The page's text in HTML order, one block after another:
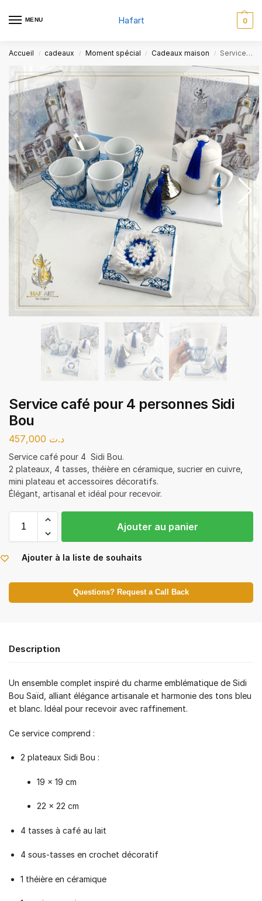
MENU Hafart 0
Accueil / cadeaux / Moment spécial / Cadeaux maison / Service café pour 4 personnes Sidi Bou
Service café pour 4 personnes Sidi
Bou
د.ت
Service café pour 4 Sidi Bou.
2 plateaux, 4 tasses, théière en céramique, sucrier en cuivre,
mini plateau et accessoires décoratifs.
Élégant, artisanal et idéal pour recevoir.
Ajouter au panier
Ajouter à la liste de souhaits
Questions? Request a Call Back
Description
Un ensemble complet inspiré du charme emblématique de Sidi
Bou Saïd, alliant élégance artisanale et harmonie des tons bleu
et blanc. Idéal pour recevoir avec raffinement.
Ce service comprend :
2 plateaux Sidi Bou :
19 × 19 cm
22 × 22 cm
4 tasses à café au lait
4 sous-tasses en crochet décoratif
1 théière en céramique